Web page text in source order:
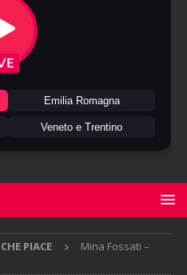
Emilia Romagna
Veneto e Trentino
PIACE
Mina Fossati –